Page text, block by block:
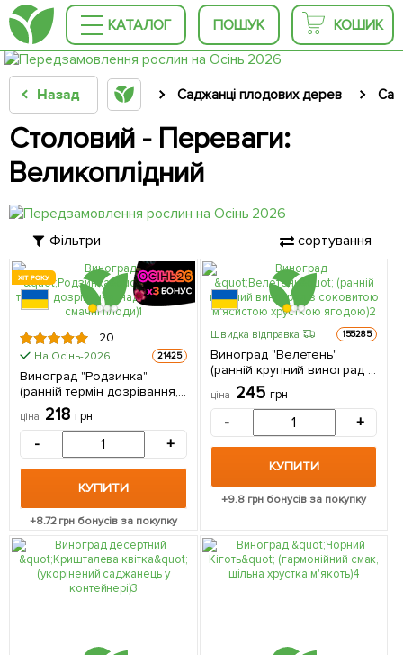
КАТАЛОГ ПОШУК КОШИК
Назад Саджанці плодових дерев
Столовий - Переваги:
Великоплідний
Фільтри сортування
ХІТ РОКУ
20
На Осінь-2026 21425
Виноград "Родзинка"
(ранній термін дозрівання,
надзвичайно смачні плоди)
1 саджанець в упаковці
ціна 218 грн
- +
КУПИТИ
+8.72грн бонусів за покупку
Швидка відправка 155285
Виноград "Велетень"
(ранній крупний виноград з
соковитою м'ясистою
хрусткою ягодою) 1
саджанець в упаковці
ціна 245 грн
- +
КУПИТИ
+9.8 грн бонусів за покупку